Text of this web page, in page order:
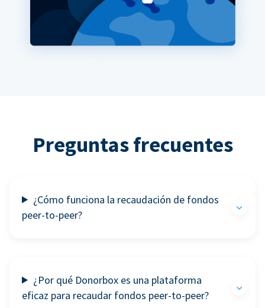
Preguntas frecuentes
¿Cómo funciona la recaudación de fondos
peer-to-peer?
¿Por qué Donorbox es una plataforma
eficaz para recaudar fondos peer-to-peer?